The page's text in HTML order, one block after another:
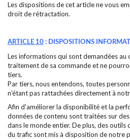
Les dispositions de cet article ne vous
droit de rétractation.
ARTICLE 10 : DISPOSITIONS
Les informations qui sont demandées au
traitement de sa commande et ne
tiers.
Par tiers, nous entendons, toutes
n'étant pas rattachées directement à
Afin d'améliorer la disponibilité et la
données de contenu sont traitées sur
dans le monde entier. De plus, des outils
du trafic sont mis à disposition de notre